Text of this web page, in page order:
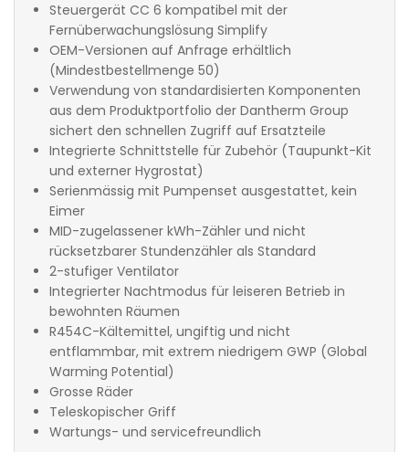
Steuergerät CC 6 kompatibel mit der
Fernüberwachungslösung Simplify
OEM-Versionen auf Anfrage erhältlich
(Mindestbestellmenge 50)
Verwendung von standardisierten Komponenten
aus dem Produktportfolio der Dantherm Group
sichert den schnellen Zugriff auf Ersatzteile
Integrierte Schnittstelle für Zubehör (Taupunkt-Kit
und externer Hygrostat)
Serienmässig mit Pumpenset ausgestattet, kein
Eimer
MID-zugelassener kWh-Zähler und nicht
rücksetzbarer Stundenzähler als Standard
2-stufiger Ventilator
Integrierter Nachtmodus für leiseren Betrieb in
bewohnten Räumen
R454C-Kältemittel, ungiftig und nicht
entflammbar, mit extrem niedrigem GWP (Global
Warming Potential)
Grosse Räder
Teleskopischer Griff
Wartungs- und servicefreundlich